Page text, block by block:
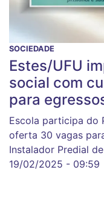
SOCIEDADE
Estes/UFU
social com
para
Escola participa do
oferta 30 vagas
Instalador Predial
19/02/2025 - 09:59